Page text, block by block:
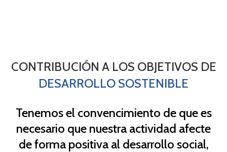
CONTRIBUCIÓN A LOS OBJETIVOS DE
DESARROLLO SOSTENIBLE
Tenemos el convencimiento de que es
necesario que nuestra actividad afecte
de forma positiva al desarrollo social,